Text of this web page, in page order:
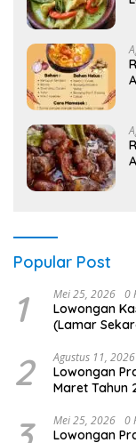
Popular Post
1 Mei 25, 2026 0
Lowongan
(Lamar
2 Agustus 11, 2026
Lowongan
Maret Tahun
Mei 25, 2026 0
Lowongan